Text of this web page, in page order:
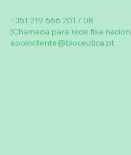
+351 219 666 201 / 08
(Chamada para rede fixa
apoiocliente@bioceutica.pt